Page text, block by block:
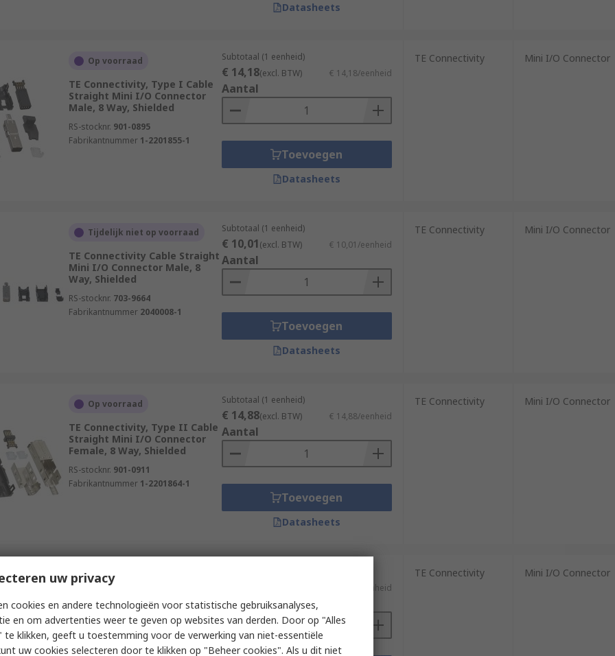
Datasheets
Op voorraad
TE Connectivity, Type I Cable
Straight Mini I/O Connector
Male, 8 Way, Shielded
RS-stocknr. 901-0895
Fabrikantnummer 1-2201855-1
Subtotaal (1 eenheid)
€ 14,18(excl. BTW) € 14,18/eenheid
Aantal
Toevoegen
Datasheets
TE Connectivity Mini I/O Connector
Tijdelijk niet op voorraad
TE Connectivity Cable Straight
Mini I/O Connector Male, 8
Way, Shielded
RS-stocknr. 703-9664
Fabrikantnummer 2040008-1
Subtotaal (1 eenheid)
€ 10,01(excl. BTW) € 10,01/eenheid
Aantal
Toevoegen
Datasheets
TE Connectivity Mini I/O Connector
Op voorraad
TE Connectivity, Type II Cable
Straight Mini I/O Connector
Female, 8 Way, Shielded
RS-stocknr. 901-0911
Fabrikantnummer 1-2201864-1
Subtotaal (1 eenheid)
€ 14,88(excl. BTW) € 14,88/eenheid
Aantal
Toevoegen
Datasheets
TE Connectivity Mini I/O Connector
Op voorraad
TE Connectivity, 2364151 Cable
Straight Mini I/O Connector
Male, 1 Way, 360° Shielded
RS-stocknr.262-4394
€ 10,465/eenheid
Aantal
TE Connectivity Mini I/O Connector
uw privacy
cookies en andere technologieën voor statistische gebruiksanalyses,
en om advertenties weer te geven op websites van derden. Door op "Alles
te klikken, geeft u toestemming voor de verwerking van niet-essentiële
uw cookies selecteren door te klikken op "Beheer cookies". Als u dit niet